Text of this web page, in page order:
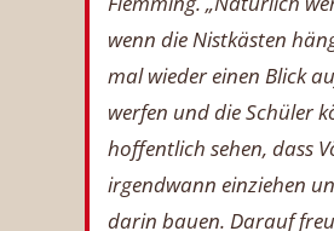
wenn die Nistkästen
mal wieder einen Blick
werfen und die Schüler
hoffentlich sehen, dass
irgendwann einziehen
darin bauen. Darauf